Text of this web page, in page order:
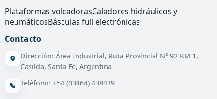
Plataformas volcadorasCaladores hidráulicos y
neumáticosBásculas full electrónicas
Contacto
Dirección: Área Industrial, Ruta Provincial N° 92 KM 1,
Casilda, Santa Fe, Argentina
Teléfono: +54 (03464) 438439